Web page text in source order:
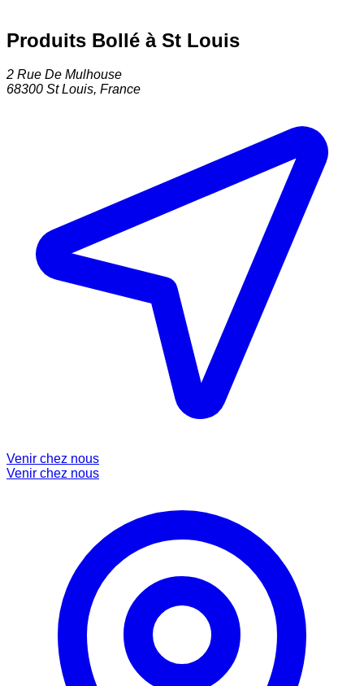
Produits Bollé à St Louis
2 Rue De Mulhouse
68300 St Louis, France
Venir chez nous
Venir chez nous